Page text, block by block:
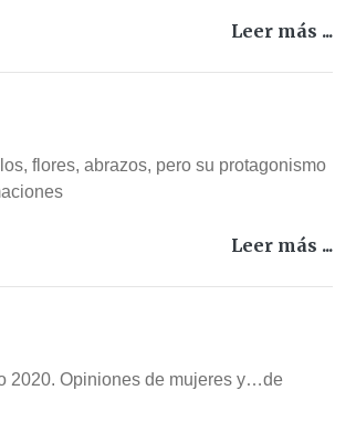
Leer más ...
flores, abrazos, pero su protagonismo
Leer más ...
2020. Opiniones de mujeres y…de